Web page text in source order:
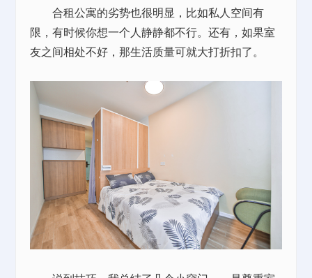
合租公寓的劣势也很明显，比如私人空间有
限，有时候你想一个人静静都不行。还有，如果室
友之间相处不好，那生活质量可就大打折扣了。